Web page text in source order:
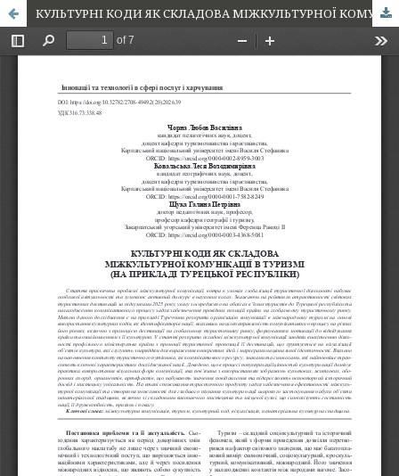
КУЛЬТУРНІ КОДИ ЯК СКЛАДОВА МІЖКУЛЬТУРНОЇ КОМУНІКАЦІЇ В ТУРИЗМІ (НА ПРИКЛАДІ ТУРЕЦЬКОЇ РЕСПУБЛІКИ)